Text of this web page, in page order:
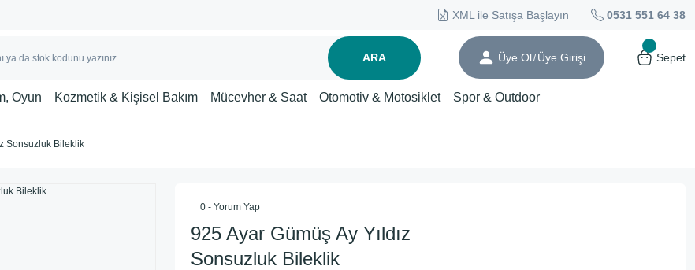
XML ile Satışa Başlayın 0531 551 64 38
ARA Üye Ol/ Üye Girişi Sepet
Oyun Kozmetik & Kişisel Bakım Mücevher & Saat Otomotiv & Motosiklet Spor & Outdoor
Sonsuzluk Bileklik
0 - Yorum Yap
925 Ayar Gümüş Ay Yıldız
Sonsuzluk Bileklik